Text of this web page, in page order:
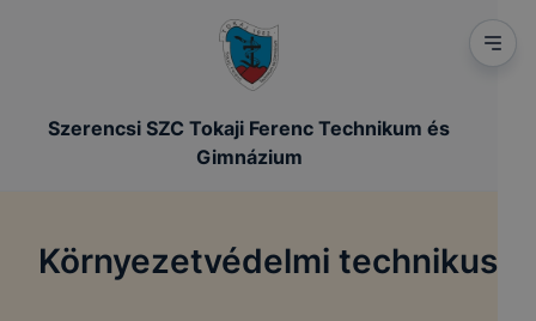
Szerencsi SZC Tokaji Ferenc Technikum és
Gimnázium
Környezetvédelmi technikus